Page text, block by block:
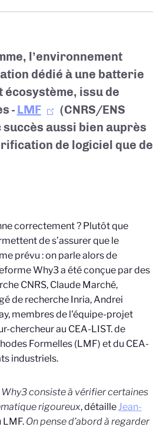
l’environnement
dédié à une batterie
écosystème, issu de
- LMF
(CNRS/ENS
aussi bien auprès
de logiciel que de
correctement ? Plutôt que
de s’assurer que le
prévu : on parle alors de
Why3a été conçue par des
CNRS, Claude Marché,
de recherche Inria, Andrei
membres de l'équipe-projet
chercheur au CEA-LIST.de
Formelles (LMF) et du CEA-
industriels.
consiste à vérifier certaines
rigoureux, détailleJean-
LMF. On pense d’abord à regarder